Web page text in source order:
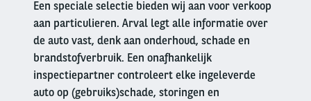
Een speciale selectie bieden wij aan voor verkoop
aan particulieren. Arval legt alle informatie over
de auto vast, denk aan onderhoud, schade en
brandstofverbruik. Een onafhankelijk
inspectiepartner controleert elke ingeleverde
auto op (gebruiks)schade, storingen en